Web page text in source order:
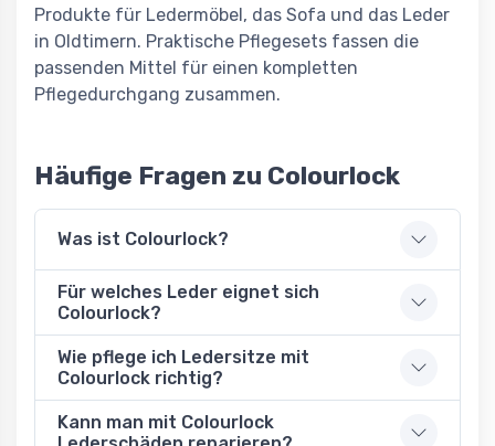
Produkte für Ledermöbel, das Sofa und das Leder
in Oldtimern. Praktische Pflegesets fassen die
passenden Mittel für einen kompletten
Pflegedurchgang zusammen.
Häufige Fragen zu Colourlock
Was ist Colourlock?
Für welches Leder eignet sich
Colourlock?
Wie pflege ich Ledersitze mit
Colourlock richtig?
Kann man mit Colourlock